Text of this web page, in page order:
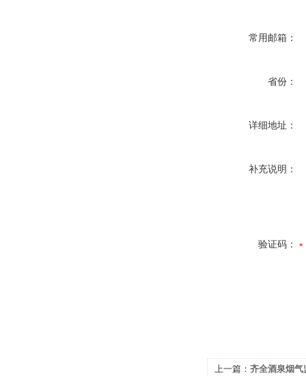
常用邮箱：
省份：
详细地址：
补充说明：
验证码：
上一篇： 齐全酒泉烟气